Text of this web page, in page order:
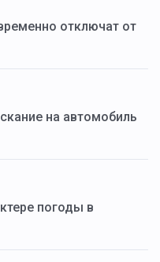
отключат от
на автомобиль
погоды в